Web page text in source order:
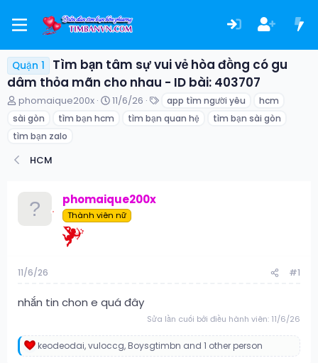
Quận 1
Tìm bạn tâm sự vui vẻ hòa đồng có gu
dâm thỏa mãn cho nhau - ID bài: 403707
T
h
r
e
d
phomaique200x
N
à
11/6/26
k
app tìm người yêu
hcm
sài gòn
tìm bạn hcm tìm bạn quan hệ
tìm bạn sài gòn
tìm bạn zalo
HCM
phomaique200x
Thành viên nữ
11/6/26 #1
nhắn tin chon e quá đây
Sửa lần cuối bởi điều hành viên: 11/6/26
R
keodeodai,vuloccg, Boysgtimbn and 1 other person